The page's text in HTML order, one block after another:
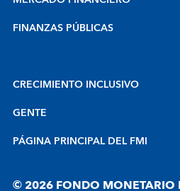
FINANZAS PÚBLICAS
CRECIMIENTO INCLUSIVO
GENTE
PÁGINA PRINCIPAL DEL FMI
© 2026 FONDO MONETARIO